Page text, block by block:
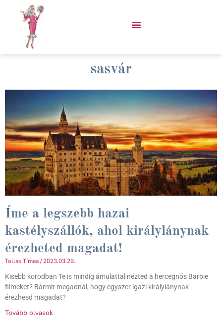
sasvár
Íme a legszebb hazai
kastélyszállók, ahol királylánynak
érezheted magadat!
Tollas Tímea 2023.03.29.
Kisebb korodban Te is mindig ámulattal nézted a hercegnős Barbie
filmeket? Bármit megadnál, hogy egyszer igazi királylánynak
érezhesd magadat?
Tovább olvasok